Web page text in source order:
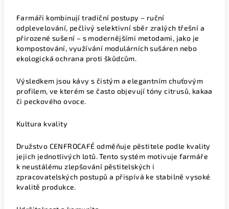
Farmáři kombinují tradiční postupy – ruční
odplevelování, pečlivý selektivní sběr zralých třešní a
přirozené sušení – s modernějšími metodami, jako je
kompostování, využívání modulárních sušáren nebo
ekologická ochrana proti škůdcům.
Výsledkem jsou kávy s čistým a elegantním chuťovým
profilem, ve kterém se často objevují tóny citrusů, kakaa
či peckového ovoce.
Kultura kvality
Družstvo CENFROCAFÉ odměňuje pěstitele podle kvality
jejich jednotlivých lotů. Tento systém motivuje farmáře
k neustálému zlepšování pěstitelských i
zpracovatelských postupů a přispívá ke stabilně vysoké
kvalitě produkce.